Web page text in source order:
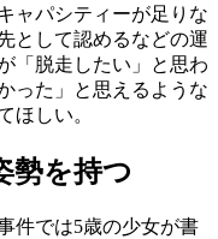
ャパシティーが足りな
として認めるなどの運
「脱走したい」と思わ
った」と思えるような
ほしい。
勢を持つ
件では5歳の少女が書